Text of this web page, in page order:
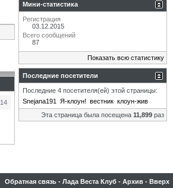
Мини-статистика
Регистрация
03.12.2015
Всего сообщений
87
Показать всю статистику
Последние посетители
Последние 4 посетителя(ей) этой страницы:
Snejana191
Я-клоун! вестник клоун-жив
Эта страница была посещена 11,899 раз
Обратная связь - Лада Веста Клуб - Архив - Вверх